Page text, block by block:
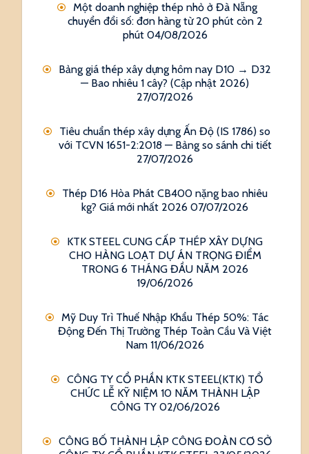
Một doanh nghiệp thép nhỏ ở Đà Nẵng
chuyển đổi số: đơn hàng từ 20 phút còn 2
phút 04/08/2026
Bảng giá thép xây dựng hôm nay D10 → D32
— Bao nhiêu 1 cây? (Cập nhật 2026)
27/07/2026
Tiêu chuẩn thép xây dựng Ấn Độ (IS 1786) so
với TCVN 1651-2:2018 — Bảng so sánh chi tiết
27/07/2026
Thép D16 Hòa Phát CB400 nặng bao nhiêu
kg? Giá mới nhất 2026 07/07/2026
KTK STEEL CUNG CẤP THÉP XÂY DỰNG
CHO HÀNG LOẠT DỰ ÁN TRỌNG ĐIỂM
TRONG 6 THÁNG ĐẦU NĂM 2026
19/06/2026
Mỹ Duy Trì Thuế Nhập Khẩu Thép 50%: Tác
Động Đến Thị Trường Thép Toàn Cầu Và Việt
Nam 11/06/2026
CÔNG TY CỔ PHẦN KTK STEEL(KTK) TỔ
CHỨC LỄ KỸ NIỆM 10 NĂM THÀNH LẬP
CÔNG TY 02/06/2026
CÔNG BỐ THÀNH LẬP CÔNG ĐOÀN CƠ SỞ